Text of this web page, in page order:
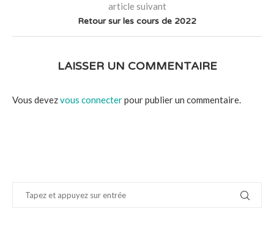
article suivant
Retour sur les cours de 2022
LAISSER UN COMMENTAIRE
Vous devezvous connecterpour publier un commentaire.